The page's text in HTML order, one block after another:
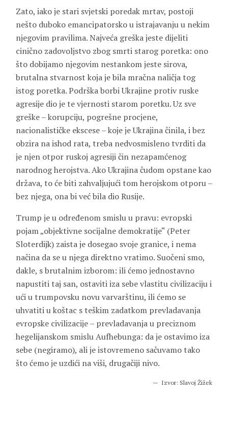
Zato, iako je stari svjetski poredak mrtav, postoji
nešto duboko emancipatorsko u istrajavanju u nekim
njegovim pravilima. Najveća greška jeste dijeliti
cinično zadovoljstvo zbog smrti starog poretka: ono
što dobijamo njegovim nestankom jeste sirova,
brutalna stvarnost koja je bila mračna naličja tog
istog poretka. Podrška borbi Ukrajine protiv ruske
agresije dio je te vjernosti starom poretku. Uz sve
greške – korupciju, pogrešne procjene,
nacionalističke ekscese – koje je Ukrajina činila, i bez
obzira na ishod rata, treba nedvosmisleno tvrditi da
je njen otpor ruskoj agresiji čin nezapamćenog
narodnog herojstva. Ako Ukrajina čudom opstane kao
država, to će biti zahvaljujući tom herojskom otporu –
bez njega, ona bi već bila dio Rusije.
Trump je u određenom smislu u pravu: evropski
pojam „objektivne socijalne demokratije“ (Peter
Sloterdijk) zaista je dosegao svoje granice, i nema
načina da se u njega direktno vratimo. Suočeni smo,
dakle, s brutalnim izborom: ili ćemo jednostavno
napustiti taj san, ostaviti iza sebe vlastitu civilizaciju i
ući u trumpovsku novu varvarštinu, ili ćemo se
uhvatiti u koštac s teškim zadatkom prevladavanja
evropske civilizacije – prevladavanja u preciznom
hegelijanskom smislu Aufhebunga: da je ostavimo iza
sebe (negiramo), ali je istovremeno sačuvamo tako
što ćemo je uzdići na viši, drugačiji nivo.
Izvor: Slavoj Žižek